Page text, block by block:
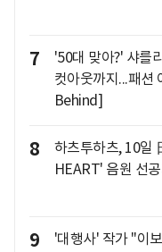
7
'50대 맞아?' 샤를
컷아웃까지...패션
Behind]
8
하츠투하츠, 10일
HEART' 음원 선
9
'대행사' 작가 "이